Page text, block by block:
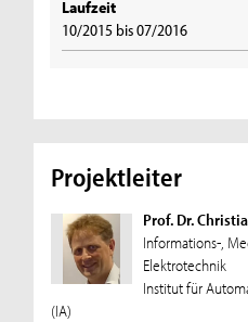
Laufzeit
10/2015 bis 07/2016
Projektleiter
Prof. Dr.
Informations-,
Elektrotechnik
Institut für
(IA)